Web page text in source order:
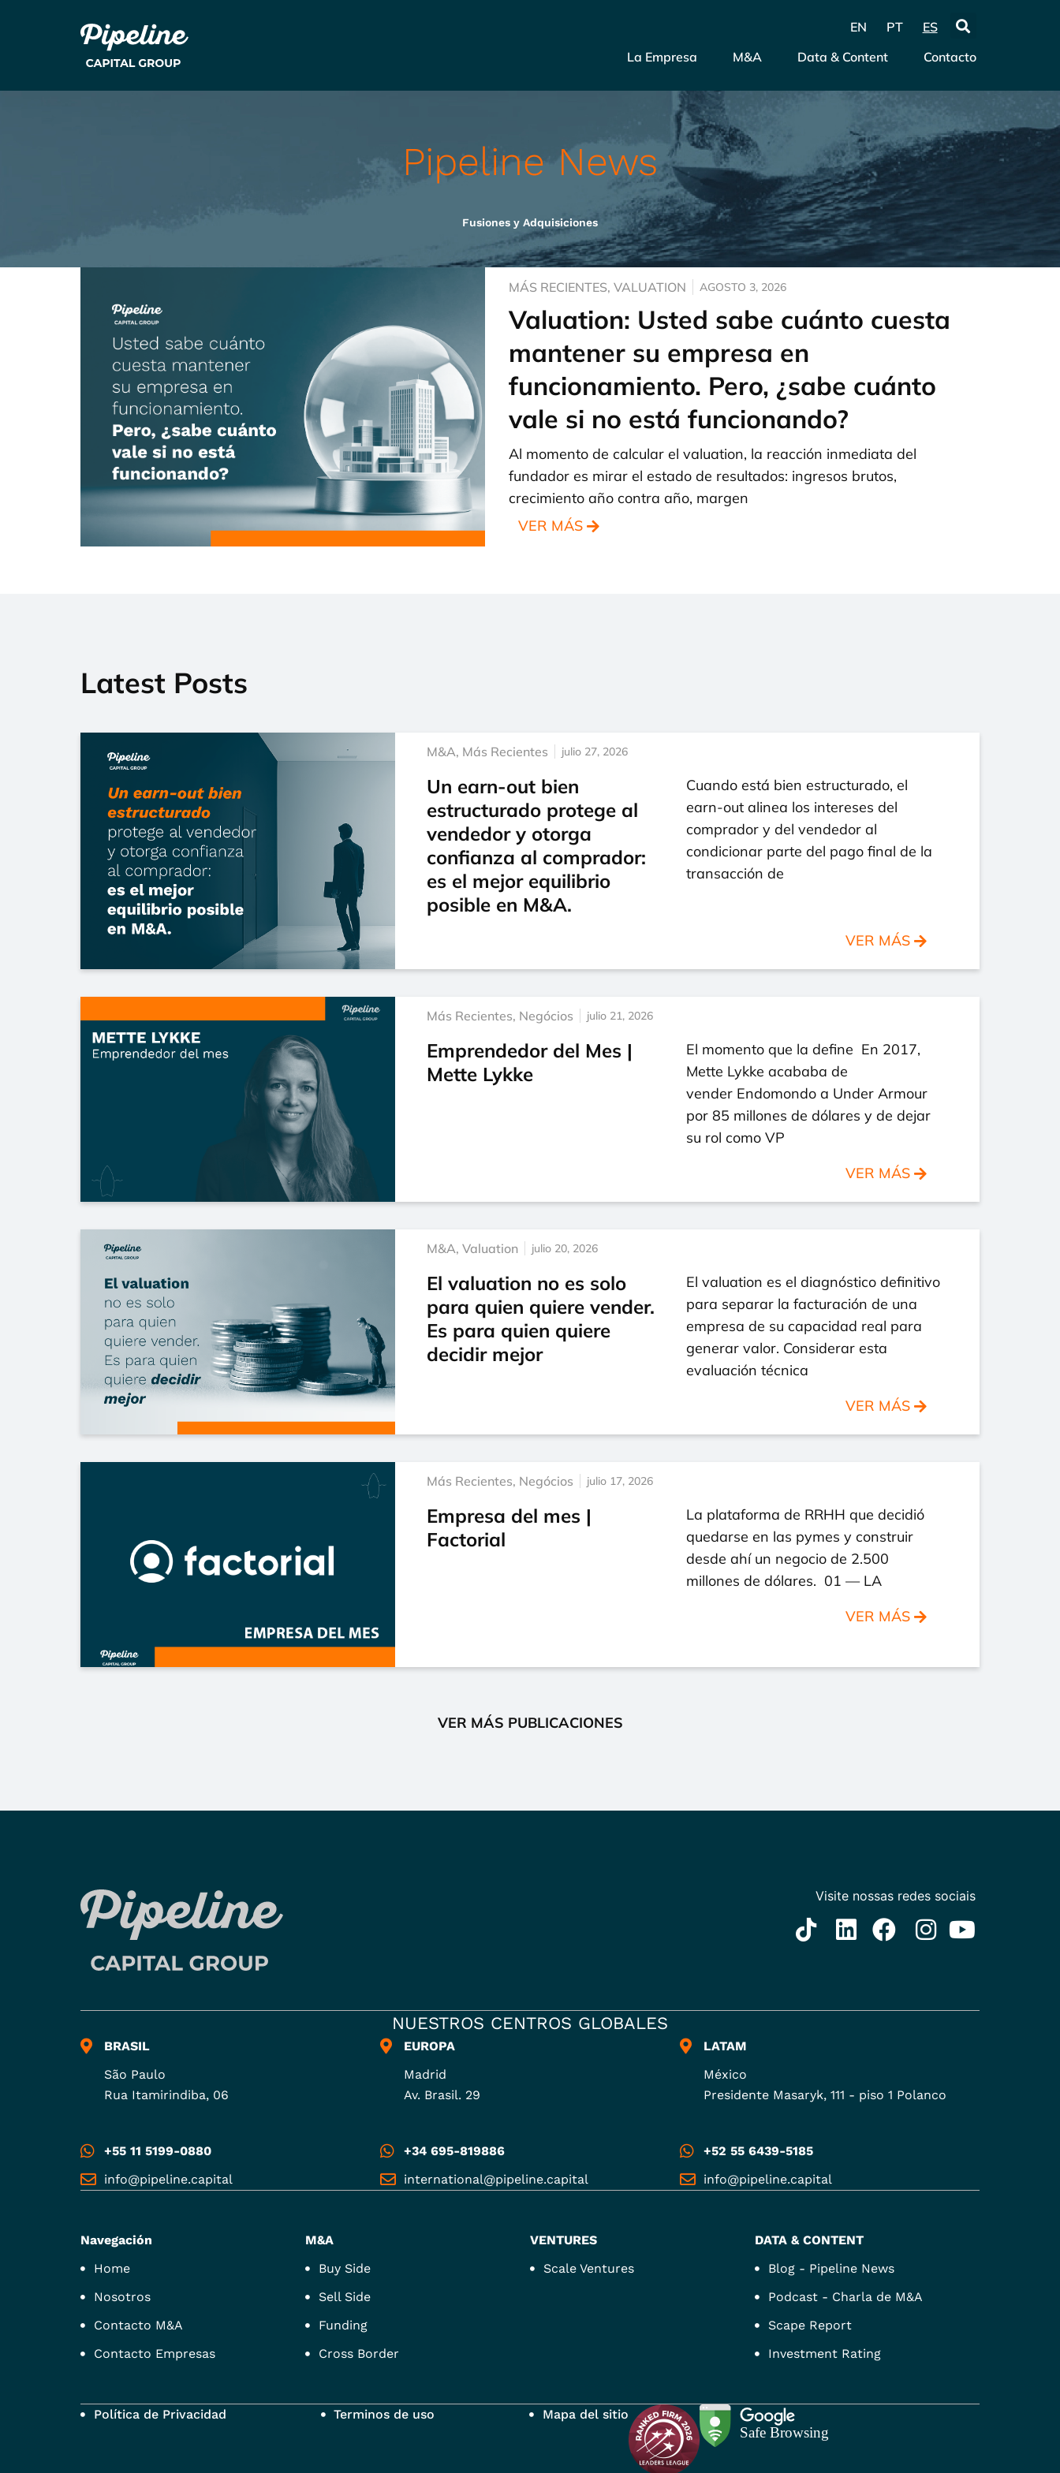
EN PT
ES
La Empresa
M&A Data & Content Contacto
Pipeline News
Fusiones y Adquisiciones
MÁS RECIENTES, VALUATION AGOSTO 3, 2026
Valuation: Usted sabe cuánto cuesta
mantener su empresa en
funcionamiento. Pero, ¿sabe cuánto
vale si no está funcionando?
Al momento de calcular el valuation, la reacción inmediata del
fundador es mirar el estado de resultados: ingresos brutos,
crecimiento año contra año, margen
VER MÁS
Latest Posts
M&A, Más Recientes julio 27, 2026
Un earn-out bien
estructurado protege al
vendedor y otorga
confianza al comprador:
es el mejor equilibrio
posible en M&A.
Cuando está bien estructurado, el
earn-out alinea los intereses del
comprador y del vendedor al
condicionar parte del pago final de la
transacción de
VER MÁS
Más Recientes, Negócios julio 21, 2026
Emprendedor del Mes |
Mette Lykke
El momento que la define En 2017,
Mette Lykke acababa de
vender Endomondo a Under Armour
por 85 millones de dólares y de dejar
su rol como VP
VER MÁS
M&A, Valuation julio 20, 2026
El valuation no es solo
para quien quiere vender.
Es para quien quiere
decidir mejor
El valuation es el diagnóstico definitivo
para separar la facturación de una
empresa de su capacidad real para
generar valor. Considerar esta
evaluación técnica
VER MÁS
Más Recientes, Negócios julio 17, 2026
Empresa del mes |
Factorial
La plataforma de RRHH que decidió
quedarse en las pymes y construir
desde ahí un negocio de 2.500
millones de dólares. 01 — LA
VER MÁS
VER MÁS PUBLICACIONES
NUESTROS CENTROS GLOBALES
BRASIL
São Paulo
Rua Itamirindiba, 06
+55 11 5199-0880
info@pipeline.capital
EUROPA
Madrid
Av. Brasil. 29
+34 695-819886
international@pipeline.capital
LATAM
México
Presidente Masaryk, 111 - piso 1 Polanco
+52 55 6439-5185
info@pipeline.capital
Navegación
Home
Nosotros
Contacto M&A
Contacto Empresas
M&A
Buy Side
Sell Side
Funding
Cross Border
VENTURES
Scale Ventures
DATA & CONTENT
Blog - Pipeline News
Podcast - Charla de M&A
Scape Report
Investment Rating
Política de Privacidad Terminos de uso Mapa del sitio